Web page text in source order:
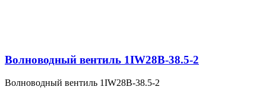
Волноводный вентиль 1IW28B-38.5-2
Волноводный вентиль 1IW28B-38.5-2